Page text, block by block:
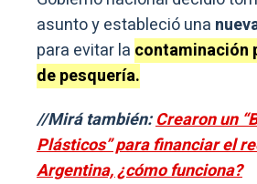
asunto y estableció una
para evitar la contaminación
de pesquería.
//Mirá también:Crearon un
Plásticos” para financiar el
Argentina, ¿cómo funciona?